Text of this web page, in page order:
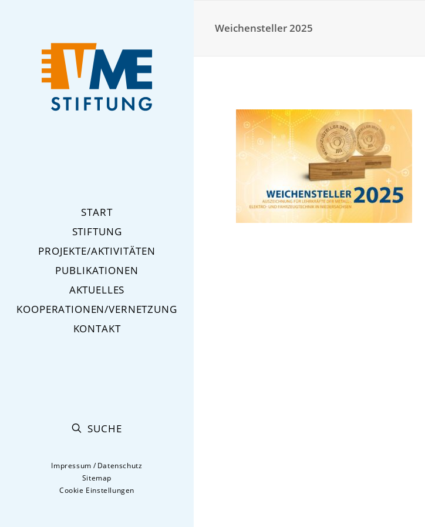
START
STIFTUNG
PROJEKTE/AKTIVITÄTEN
PUBLIKATIONEN
AKTUELLES
KOOPERATIONEN/VERNETZUNG
KONTAKT
SUCHE
Impressum /Datenschutz
Sitemap
Cookie Einstellungen
Weichensteller 2025